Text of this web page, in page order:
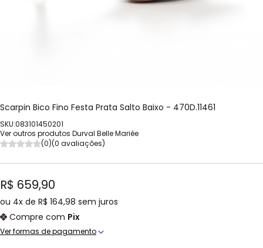
Scarpin Bico Fino Festa Prata Salto Baixo - 470D.11461
SKU:083101450201
Ver outros produtos Durval Belle Mariée
(0)(0 avaliações)
R$ 659,90
ou 4x de R$ 164,98 sem juros
Compre com Pix
Ver formas de pagamento